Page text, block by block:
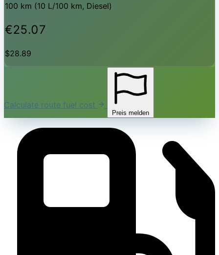
100 km (10 L/100 km, Diesel)
€25.07
$28.89
Calculate route fuel cost
Preis melden